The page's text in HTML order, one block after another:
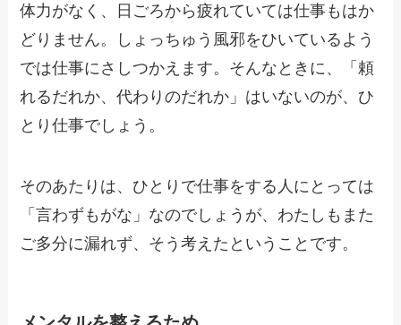
体力がなく、日ごろから疲れていては仕事もはか
どりません。しょっちゅう風邪をひいているよう
では仕事にさしつかえます。そんなときに、「頼
れるだれか、代わりのだれか」はいないのが、ひ
とり仕事でしょう。
そのあたりは、ひとりで仕事をする人にとっては
「言わずもがな」なのでしょうが、わたしもまた
ご多分に漏れず、そう考えたということです。